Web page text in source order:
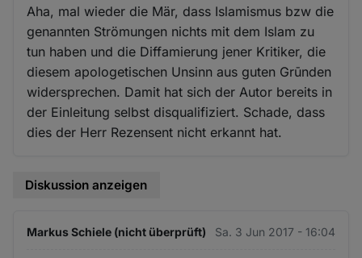
Aha, mal wieder die Mär, dass Islamismus bzw die
genannten Strömungen nichts mit dem Islam zu
tun haben und die Diffamierung jener Kritiker, die
diesem apologetischen Unsinn aus guten Grūnden
widersprechen. Damit hat sich der Autor bereits in
der Einleitung selbst disqualifiziert. Schade, dass
dies der Herr Rezensent nicht erkannt hat.
Diskussion anzeigen
Markus Schiele (nicht überprüft) Sa. 3 Jun 2017 - 16:04